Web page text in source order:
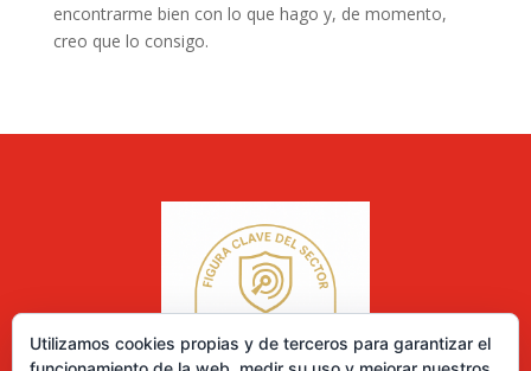
encontrarme bien con lo que hago y, de momento,
creo que lo consigo.
Utilizamos cookies propias y de terceros para garantizar el